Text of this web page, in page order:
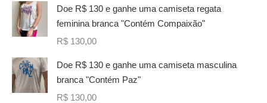
Doe R$ 130 e ganhe uma camiseta regata
feminina branca "Contém Compaixão"
R$ 130,00
Doe R$ 130 e ganhe uma camiseta masculina
branca "Contém Paz"
R$ 130,00